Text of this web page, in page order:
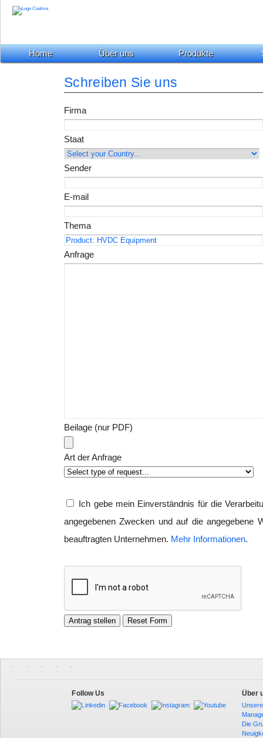
Home Über uns Produkte
Schreiben Sie uns
Firma
Staat
Sender
E-mail
Thema
Anfrage
Beilage (nur PDF)
Art der Anfrage
Ich gebe mein Einverständnis für die
angegebenen Zwecken und auf die
beauftragten Unternehmen. Mehr Informationen.
Follow Us Über
Die